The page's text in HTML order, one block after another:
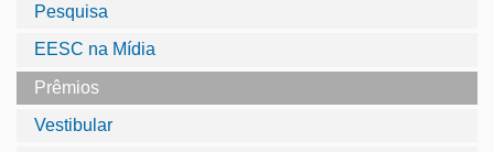
Pesquisa
EESC na Mídia
Prêmios
Vestibular